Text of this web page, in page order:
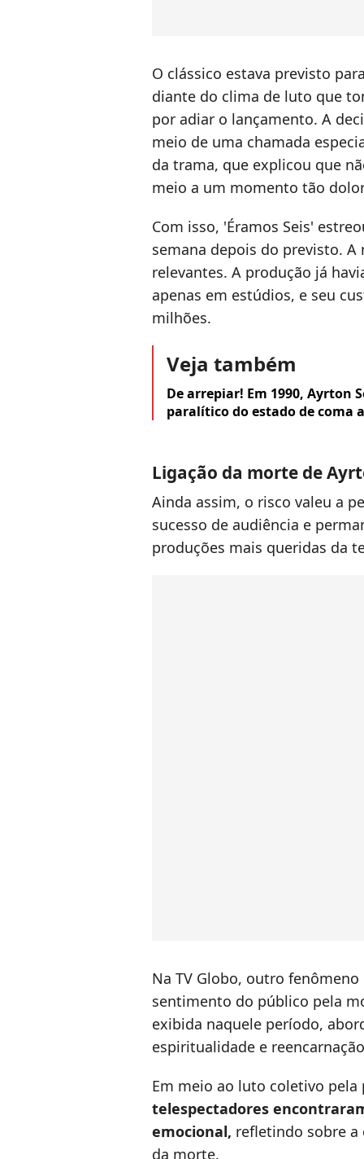
O clássico estava previsto
diante do clima de luto que
por adiar o lançamento. A
meio de uma chamada
da trama, que explicou que
meio a um momento tão
Com isso, 'Éramos Seis'
semana depois do previsto.
relevantes. A produção já
apenas em estúdios, e seu
milhões.
Veja também
De arrepiar! Em 1990,
paralítico do estado de coma
Ligação da morte de
Ainda assim, o risco valeu a
sucesso de audiência e
produções mais queridas da
Na TV Globo, outro
sentimento do público pela
exibida naquele período,
espiritualidade e
Em meio ao luto coletivo pela
telespectadores
emocional, refletindo sobre
da morte.